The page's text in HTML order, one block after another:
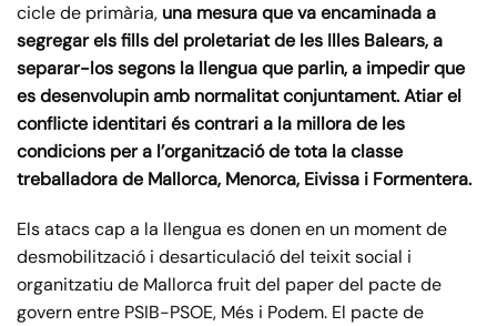
cicle de primària, una mesura que va encaminada a
segregar els fills del proletariat de les Illes Balears, a
separar-los segons la llengua que parlin, a impedir que
es desenvolupin amb normalitat conjuntament. Atiar el
conflicte identitari és contrari a la millora de les
condicions per a l’organització de tota la classe
treballadora de Mallorca, Menorca, Eivissa i Formentera.
Els atacs cap a la llengua es donen en un moment de
desmobilització i desarticulació del teixit social i
organitzatiu de Mallorca fruit del paper del pacte de
govern entre PSIB-PSOE, Més i Podem. El pacte de